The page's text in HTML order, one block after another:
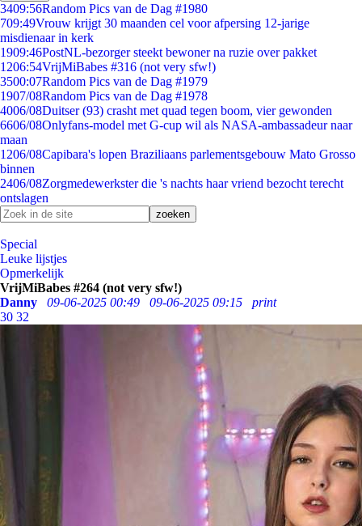
3409:56Random Pics van de Dag #1980
709:49Vrouw krijgt 30 maanden cel voor afpersing 12-jarige
misdienaar in kerk
1909:46PostNL-bezorger steekt bewoner na ruzie over pakket
1206:54VrijMiBabes #316 (not very sfw!)
3500:07Random Pics van de Dag #1979
1907/08Random Pics van de Dag #1978
4006/08Duitser (93) crasht met quad tegen boom, vier gewonden
6606/08Onlyfans-model met G-cup wil als NASA-ambassadeur naar
maan
1206/08Capibara's lopen Braziliaans parlementsgebouw Mato Grosso
binnen
2406/08Zorgmedewerkster die 's nachts haar vriend bezocht terecht
ontslagen
Special
Leuke lijstjes
Opmerkelijk
VrijMiBabes #264 (not very sfw!)
Danny
09-06-2025 00:49 09-06-2025 09:15
print
30 32